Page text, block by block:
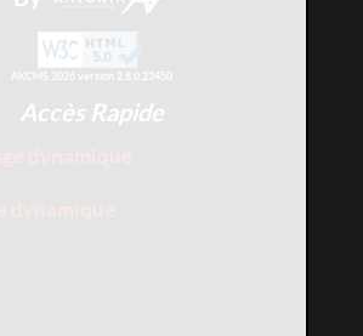
AKCMS 2026 version 2.8.0.23450
Accès Rapide
dynamique